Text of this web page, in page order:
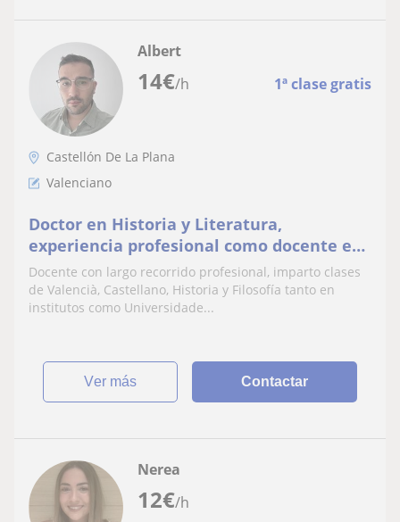
14€/h 1ª clase gratis
Albert
Castellón De La Plana
Valenciano
Doctor en Historia y Literatura,
experiencia profesional como docente en
Institutos y Universidades
Docente con largo recorrido profesional, imparto clases
de Valencià, Castellano, Historia y Filosofía tanto en
institutos como Universidade...
ver más Contactar
12€/h
Nerea